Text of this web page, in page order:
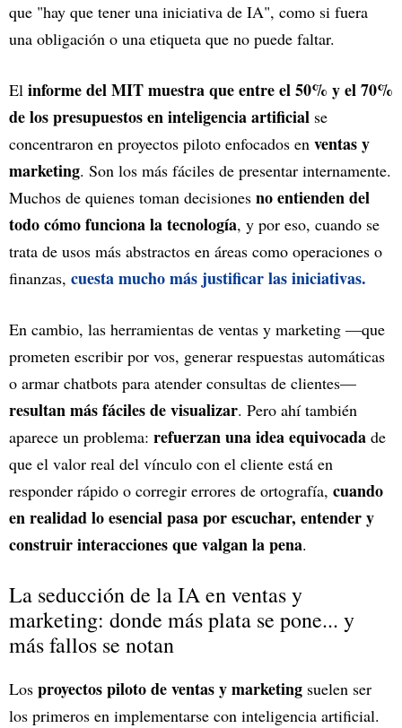
que "hay que tener una iniciativa de IA", como si fuera
una obligación o una etiqueta que no puede faltar.
El informe del MIT muestra que entre el 50% y el 70%
de los presupuestos en inteligencia artificial se
concentraron en proyectos piloto enfocados en ventas y
marketing. Son los más fáciles de presentar internamente.
Muchos de quienes toman decisiones no entienden del
todo cómo funciona la tecnología, y por eso, cuando se
trata de usos más abstractos en áreas como operaciones o
finanzas, cuesta mucho más justificar las iniciativas.
En cambio, las herramientas de ventas y marketing —que
prometen escribir por vos, generar respuestas automáticas
o armar chatbots para atender consultas de clientes—
resultan más fáciles de visualizar. Pero ahí también
aparece un problema: refuerzan una idea equivocada de
que el valor real del vínculo con el cliente está en
responder rápido o corregir errores de ortografía, cuando
en realidad lo esencial pasa por escuchar, entender y
construir interacciones que valgan la pena.
La seducción de la IA en ventas y
marketing: donde más plata se pone... y
más fallos se notan
Los proyectos piloto de ventas y marketing suelen ser
los primeros en implementarse con inteligencia artificial.